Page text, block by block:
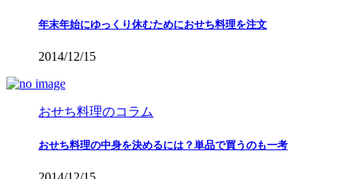
年末年始にゆっくり休むためにおせち料理を注文
2014/12/15
おせち料理のコラム
おせち料理の中身を決めるには？単品で買うのも一考